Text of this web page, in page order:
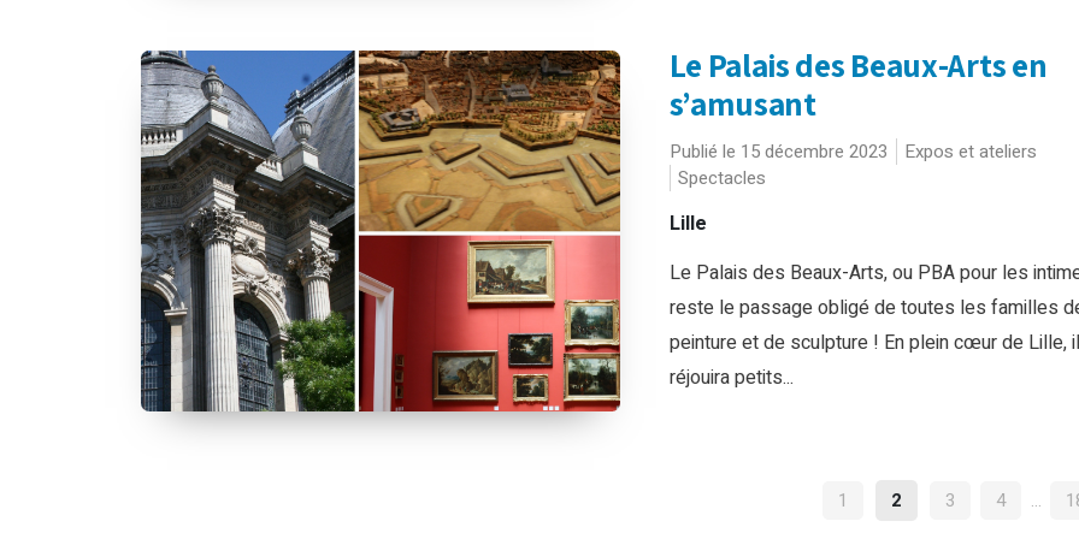
Le Palais des Beaux-Arts en
s’amusant
Publié le 15 décembre 2023
Expos et ateliers
Spectacles
Lille
Le Palais des Beaux-Arts, ou PBA pour les
reste le passage obligé de toutes les familles
peinture et de sculpture ! En plein cœur de Lille, il
réjouira petits...
NAVIGATION
1 2 3 4 …